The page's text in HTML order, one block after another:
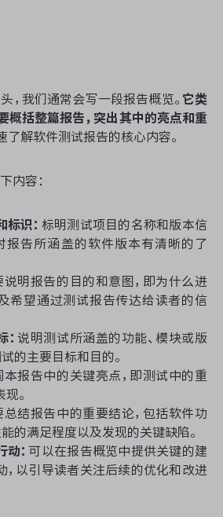
，我们通常会写一段报告概览。 它类
概括整篇报告，突出其中的亮点和重
了解软件测试报告的核心内容。
内容：
识： 标明测试项目的名称和版本信
报告所涵盖的软件版本有清晰的了
说明报告的目的和意图，即为什么进
希望通过测试报告传达给读者的信
：说明测试所涵盖的功能、模块或版
的主要目标和目的。
本报告中的关键亮点，即测试中的重
。
总结报告中的重要结论，包括软件功
的满足程度以及发现的关键缺陷。
： 可以在报告概览中提供关键的建
，以引导读者关注后续的优化和改进